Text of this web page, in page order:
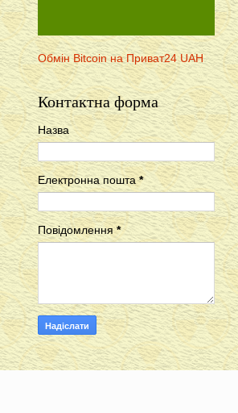
Обмін Bitcoin на Приват24 UAH
Контактна форма
Назва
Електронна пошта*
Повідомлення *